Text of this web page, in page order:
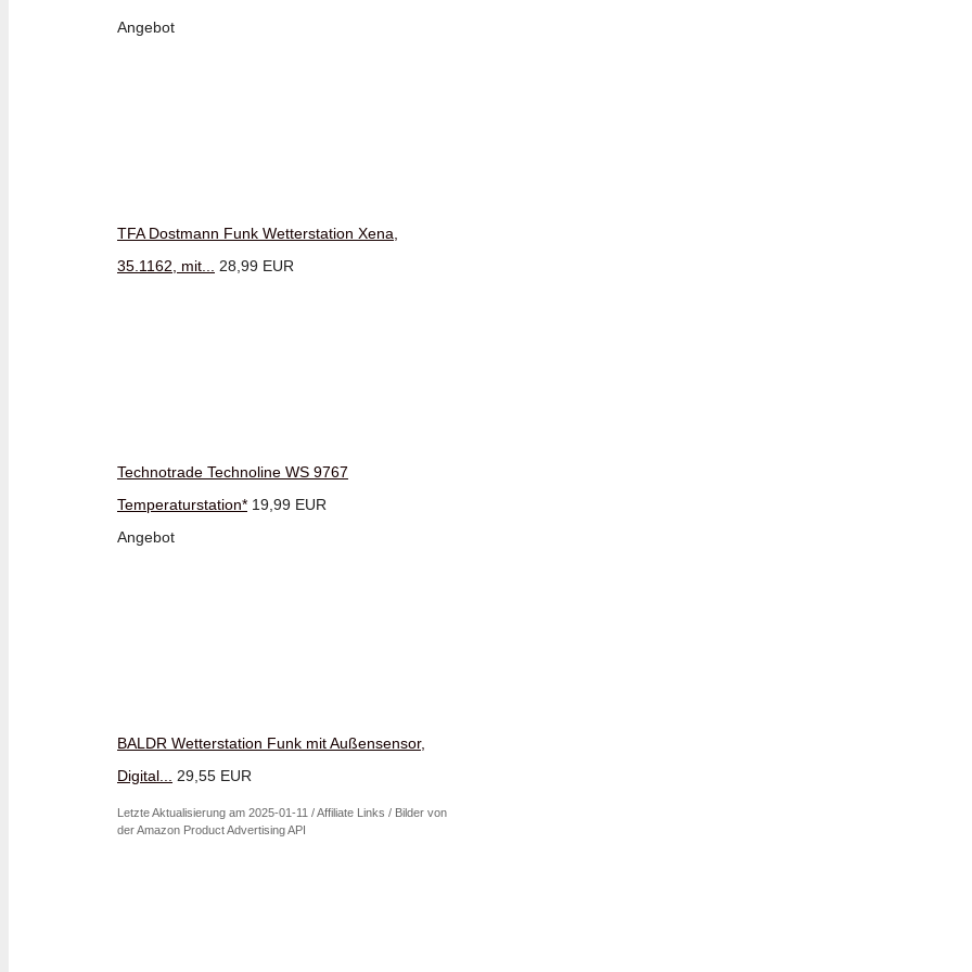
Angebot
TFA Dostmann Funk Wetterstation Xena,
35.1162, mit...
28,99 EUR
Technotrade Technoline WS 9767
Temperaturstation* 19,99 EUR
Angebot
BALDR Wetterstation Funk mit Außensensor,
Digital...
29,55 EUR
Letzte Aktualisierung am 2025-01-11 / Affiliate Links / Bilder von
der Amazon Product Advertising API